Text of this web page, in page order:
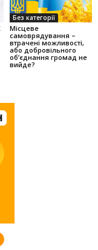
Без категорії
Місцеве
самоврядування –
втрачені можливості,
або добровільного
об’єднання громад не
вийде?